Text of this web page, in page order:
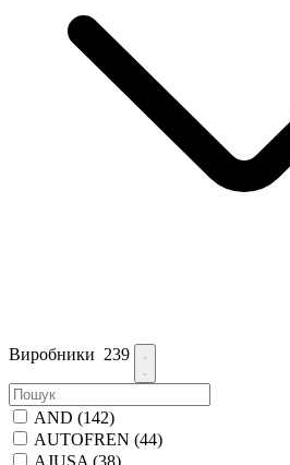
Виробники 239
AND (142)
AUTOFREN (44)
AJUSA (38)